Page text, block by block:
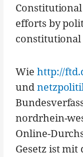
efforts by
constitutional
Wie http://
und
nordrhein-
Online-
Gesetz ist mit